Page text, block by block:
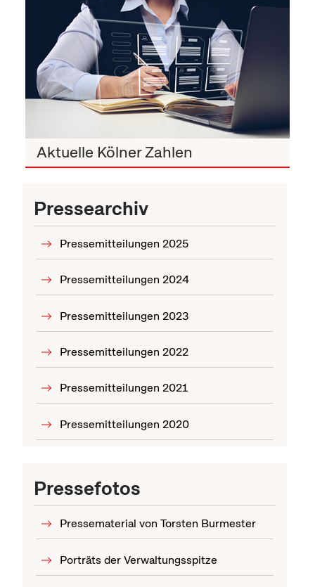
Aktuelle Kölner Zahlen
Pressearchiv
Pressemitteilungen 2025
Pressemitteilungen 2024
Pressemitteilungen 2023
Pressemitteilungen 2022
Pressemitteilungen 2021
Pressemitteilungen 2020
Pressefotos
Pressematerial von Torsten Burmester
Porträts der Verwaltungsspitze